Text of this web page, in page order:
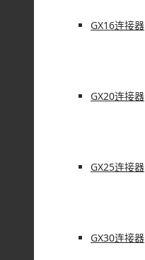
GX16连接器
GX20连接器
GX25连接器
GX30连接器